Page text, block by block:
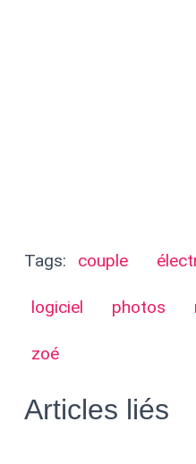
Tags: couple
logiciel photos
zoé
Articles liés